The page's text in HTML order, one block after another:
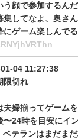
う顔で参加するん
集してなよ、奥さ
にゲーム楽しんで
04 11:27:38
限切れ
夫婦揃ってゲーム
〜24時を目安にイ
テランはまだま